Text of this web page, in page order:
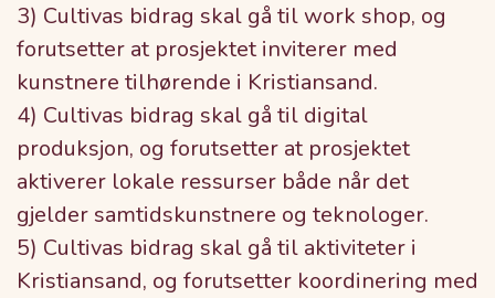
3) Cultivas bidrag skal gå til work shop, og
forutsetter at prosjektet inviterer med
kunstnere tilhørende i Kristiansand.
4) Cultivas bidrag skal gå til digital
produksjon, og forutsetter at prosjektet
aktiverer lokale ressurser både når det
gjelder samtidskunstnere og teknologer.
5) Cultivas bidrag skal gå til aktiviteter i
Kristiansand, og forutsetter koordinering med